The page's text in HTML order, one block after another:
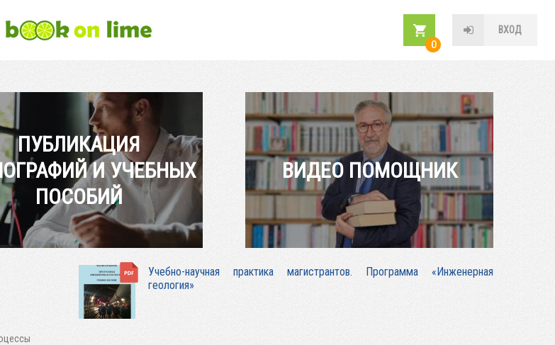
ВХОД
0
ПУБЛИКАЦИЯ
И УЧЕБНЫХ
ПОСОБИЙ
ВИДЕО ПОМОЩНИК
Учебно-научная практика магистрантов. Программа «Инженерная
геология»